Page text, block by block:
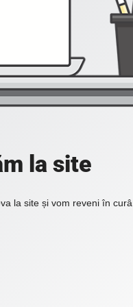
la site
la site și vom reveni în